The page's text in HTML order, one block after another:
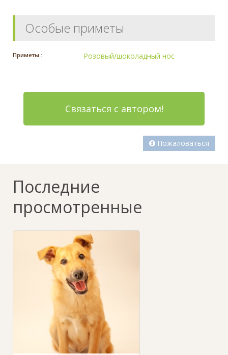
Особые приметы
Приметы : Розовый/шоколадный нос
Связаться с автором!
Пожаловаться
Последние
просмотренные